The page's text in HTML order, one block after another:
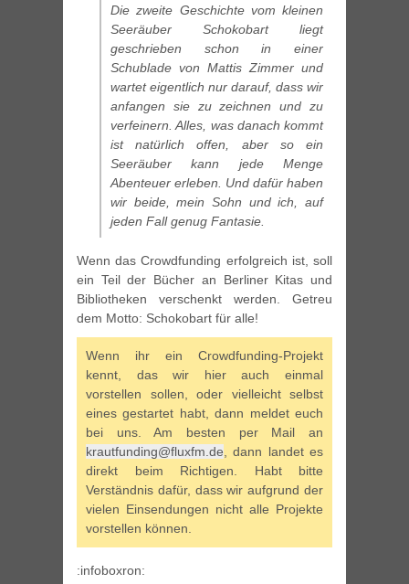
Die zweite Geschichte vom kleinen
Seeräuber Schokobart liegt
geschrieben schon in einer
Schublade von Mattis Zimmer und
wartet eigentlich nur darauf, dass wir
anfangen sie zu zeichnen und zu
verfeinern. Alles, was danach kommt
ist natürlich offen, aber so ein
Seeräuber kann jede Menge
Abenteuer erleben. Und dafür haben
wir beide, mein Sohn und ich, auf
jeden Fall genug Fantasie.
Wenn das Crowdfunding erfolgreich ist, soll
ein Teil der Bücher an Berliner Kitas und
Bibliotheken verschenkt werden. Getreu
dem Motto: Schokobart für alle!
Wenn ihr ein Crowdfunding-Projekt
kennt, das wir hier auch einmal
vorstellen sollen, oder vielleicht selbst
eines gestartet habt, dann meldet euch
bei uns. Am besten per Mail an
krautfunding@fluxfm.de , dann landet es
direkt beim Richtigen. Habt bitte
Verständnis dafür, dass wir aufgrund der
vielen Einsendungen nicht alle Projekte
vorstellen können.
:infoboxron: